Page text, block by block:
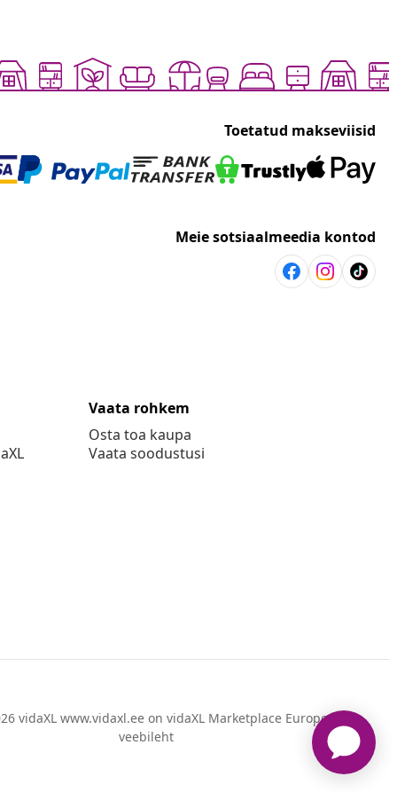
Toetatud makseviisid
Meie sotsiaalmeedia kontod
Vaata rohkem
Osta toa kaupa
Vaata soodustusi
vidaXL www.vidaxl.ee on vidaXL Marketplace Europe B.V.
veebileht